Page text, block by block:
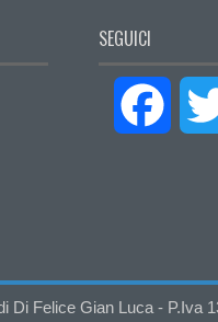
SEGUICI
Di Felice Gian Luca - P.Iva